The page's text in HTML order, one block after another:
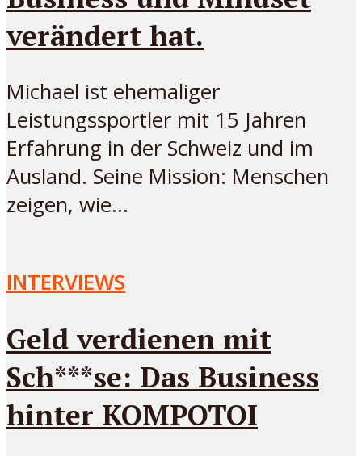
verändert hat.
Michael ist ehemaliger
Leistungssportler mit 15 Jahren
Erfahrung in der Schweiz und im
Ausland. Seine Mission: Menschen
zeigen, wie...
INTERVIEWS
Geld verdienen mit
Sch***se: Das Business
hinter KOMPOTOI